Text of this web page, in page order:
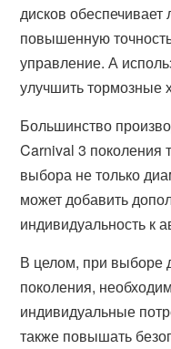
дисков
повышенную
управление. А
улучшить тормозные
Большинство
Carnival 3 поколения
выбора не только
может добавить
индивидуальность к
В целом, при выборе
поколения,
индивидуальные
также повышать